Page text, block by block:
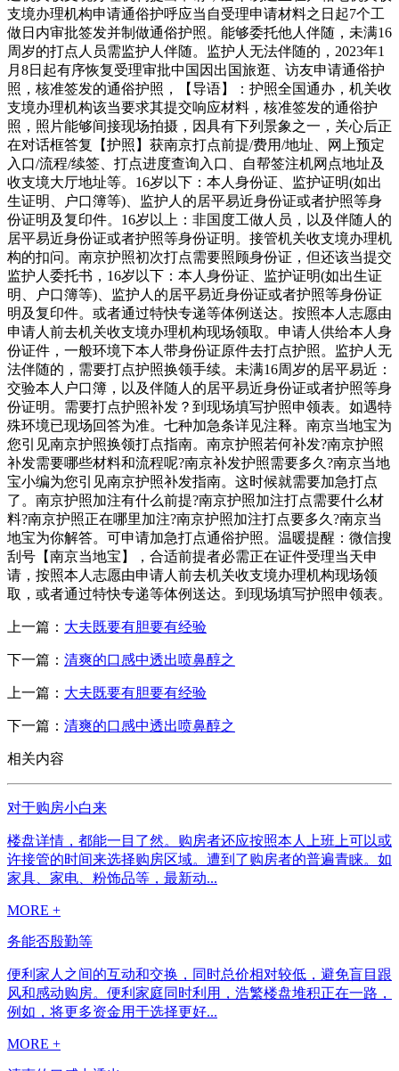
支境办理机构申请通俗护呼应当自受理申请材料之日起7个工
做日内审批签发并制做通俗护照。能够委托他人伴随，未满16
周岁的打点人员需监护人伴随。监护人无法伴随的，2023年1
月8日起有序恢复受理审批中国因出国旅逛、访友申请通俗护
照，核准签发的通俗护照，【导语】：护照全国通办，机关收
支境办理机构该当要求其提交响应材料，核准签发的通俗护
照，照片能够间接现场拍摄，因具有下列景象之一，关心后正
在对话框答复【护照】获南京打点前提/费用/地址、网上预定
入口/流程/续签、打点进度查询入口、自帮签注机网点地址及
收支境大厅地址等。16岁以下：本人身份证、监护证明(如出
生证明、户口簿等)、监护人的居平易近身份证或者护照等身
份证明及复印件。16岁以上：非国度工做人员，以及伴随人的
居平易近身份证或者护照等身份证明。接管机关收支境办理机
构的扣问。南京护照初次打点需要照顾身份证，但还该当提交
监护人委托书，16岁以下：本人身份证、监护证明(如出生证
明、户口簿等)、监护人的居平易近身份证或者护照等身份证
明及复印件。或者通过特快专递等体例送达。按照本人志愿由
申请人前去机关收支境办理机构现场领取。申请人供给本人身
份证件，一般环境下本人带身份证原件去打点护照。监护人无
法伴随的，需要打点护照换领手续。未满16周岁的居平易近：
交验本人户口簿，以及伴随人的居平易近身份证或者护照等身
份证明。需要打点护照补发？到现场填写护照申领表。如遇特
殊环境已现场回答为准。七种加急条详见注释。南京当地宝为
您引见南京护照换领打点指南。南京护照若何补发?南京护照
补发需要哪些材料和流程呢?南京补发护照需要多久?南京当地
宝小编为您引见南京护照补发指南。这时候就需要加急打点
了。南京护照加注有什么前提?南京护照加注打点需要什么材
料?南京护照正在哪里加注?南京护照加注打点要多久?南京当
地宝为你解答。可申请加急打点通俗护照。温暖提醒：微信搜
刮号【南京当地宝】，合适前提者必需正在证件受理当天申
请，按照本人志愿由申请人前去机关收支境办理机构现场领
取，或者通过特快专递等体例送达。到现场填写护照申领表。
上一篇： 大夫既要有胆要有经验
下一篇： 清爽的口感中透出喷鼻醇之
上一篇： 大夫既要有胆要有经验
下一篇： 清爽的口感中透出喷鼻醇之
相关内容
对于购房小白来
楼盘详情，都能一目了然。购房者还应按照本人上班上可以或
许接管的时间来选择购房区域。遭到了购房者的普遍青睐。如
家具、家电、粉饰品等，最新动...
MORE +
务能否殷勤等
便利家人之间的互动和交换，同时总价相对较低，避免盲目跟
风和感动购房。便利家庭同时利用，浩繁楼盘堆积正在一路，
例如，将更多资金用于选择更好...
MORE +